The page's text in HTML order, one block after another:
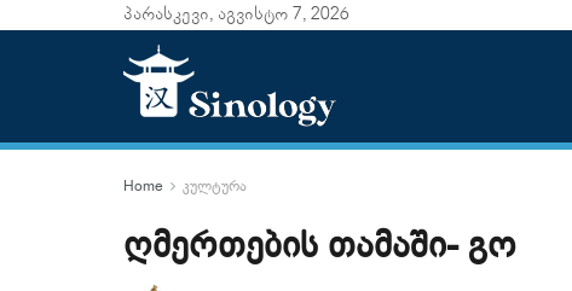
პარასკევი, აგვისტო 7, 2026
Home კულტურა
ღმერთების თამაში- გო